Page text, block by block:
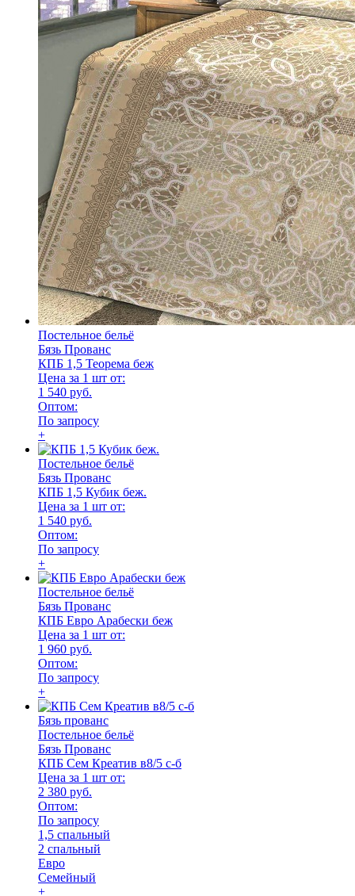
Постельное бельё
Бязь Прованс
КПБ 1,5 Теорема беж
Цена за 1 шт от:
1 540 руб.
Оптом:
По запросу
+
Постельное бельё
Бязь Прованс
КПБ 1,5 Кубик беж.
Цена за 1 шт от:
1 540 руб.
Оптом:
По запросу
+
Постельное бельё
Бязь Прованс
КПБ Евро Арабески беж
Цена за 1 шт от:
1 960 руб.
Оптом:
По запросу
+
Бязь прованс
Постельное бельё
Бязь Прованс
КПБ Сем Креатив в8/5 с-б
Цена за 1 шт от:
2 380 руб.
Оптом:
По запросу
1,5 спальный
2 спальный
Евро
Семейный
+